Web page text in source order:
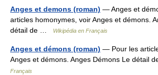
Anges et demons (roman) — Anges et
articles homonymes, voir Anges et démons.
détail de …
Wikipédia en Français
Anges et démons (roman) — Pour les
Anges et démons. Anges Démons Le détail
Français